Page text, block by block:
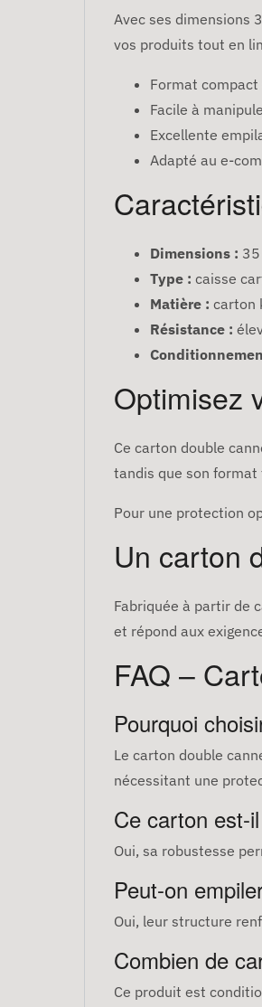
Avec ses dimensions
vos produits tout en
Format
Facile à
Excellente
Adapté au e-
Dimensions :
Type : caisse
Matière : carton
Résistance :
Optimisez
Ce carton double
tandis que son
Pour une protection
Un carton
Fabriquée à partir de
et répond aux
FAQ –
Pourquoi
Le carton double
nécessitant une
Ce carton est-
Oui, sa robustesse
Peut-on
Oui, leur structure
Combien de
Ce produit est